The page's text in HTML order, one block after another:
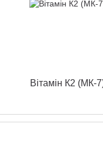
Вітамін К2 (МК-